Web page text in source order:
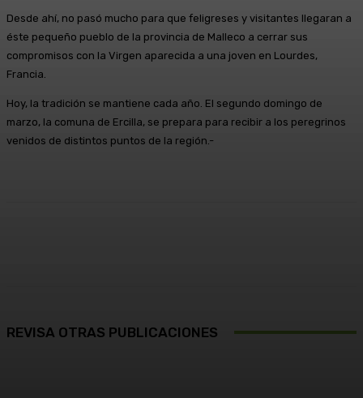
Desde ahí, no pasó mucho para que feligreses y visitantes llegaran a
éste pequeño pueblo de la provincia de Malleco a cerrar sus
compromisos con la Virgen aparecida a una joven en Lourdes,
Francia.
Hoy, la tradición se mantiene cada año. El segundo domingo de
marzo, la comuna de Ercilla, se prepara para recibir a los peregrinos
venidos de distintos puntos de la región.-
REVISA OTRAS PUBLICACIONES